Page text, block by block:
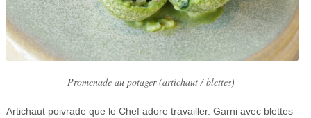
Promenade au potager (artichaut / blettes)
Artichaut poivrade que le Chef adore travailler. Garni avec blettes